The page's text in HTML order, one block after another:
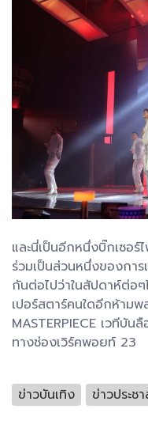
และนี่เป็นอีกหนึ่งบิ๊กเซอร์
ร่วมเป็นส่วนหนึ่งของกา
กันต่อไปว่าในสัปดาห์ต่อๆ
เปอร์สตาร์คนใดอีกห้ามพ
MASTERPIECE เวทีบั
ทางช่องเวิร์คพอยท์ 23
ข่าวบันเทิง ข่าวประช